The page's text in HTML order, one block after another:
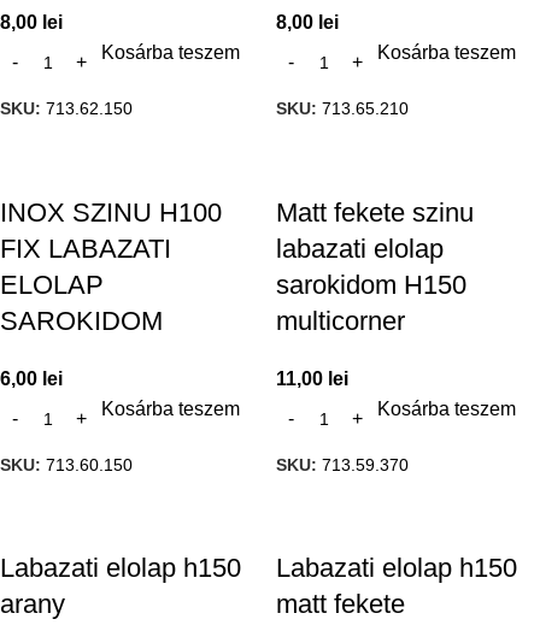
8,00 lei
Kosárba teszem
SKU: 713.62.150
8,00 lei
Kosárba teszem
SKU: 713.65.210
INOX SZINU H100
FIX LABAZATI
ELOLAP
SAROKIDOM
6,00 lei
Kosárba teszem
SKU: 713.60.150
Matt fekete szinu
labazati elolap
sarokidom H150
multicorner
11,00 lei
Kosárba teszem
SKU: 713.59.370
Labazati elolap h150
arany
Labazati elolap h150
matt fekete